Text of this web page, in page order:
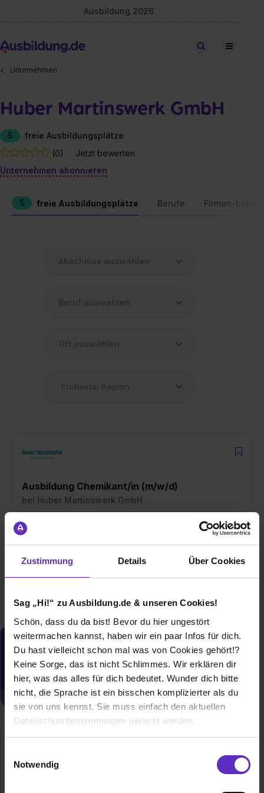
Zustimmung Details Über Cookies
Sag „Hi!“ zu Ausbildung.de & unseren Cookies!
Schön, dass du da bist! Bevor du hier ungestört
weitermachen kannst, haben wir ein paar Infos für dich.
Du hast vielleicht schon mal was von Cookies gehört!?
Keine Sorge, das ist nicht Schlimmes. Wir erklären dir
hier, was das alles für dich bedeutet. Wunder dich bitte
nicht, die Sprache ist ein bisschen komplizierter als du
sie von uns kennst. Sie muss einfach den aktuellen
Datenschutzbestimmungen gerecht werden.
Notwendig
Ausbildung 2026
Stellen finden
Unternehmen
Huber Martinswerk GmbH
5
freie Ausbildungsplätze
(0)
Jetzt bewerten
Unternehmen abonnieren
5 freie Ausbildungsplätze Berufe Firmen-
Ausbildung Chemikant/in (m/w/d)
bei Huber Martinswerk GmbH
01.08.2027
5 freie Plätze
Du möchtest neue Stellen automatisch
zugeschickt bekommen?
Jetzt aktivieren
Kölner Strasse 110